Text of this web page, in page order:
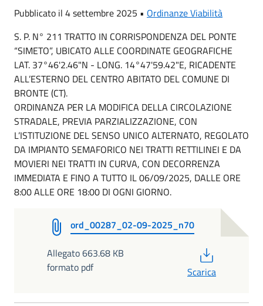
Pubblicato il 4 settembre 2025 • Ordinanze Viabilità
S. P. N° 211 TRATTO IN CORRISPONDENZA DEL PONTE
“SIMETO”, UBICATO ALLE COORDINATE GEOGRAFICHE
LAT. 37°46'2.46"N - LONG. 14°47'59.42"E, RICADENTE
ALL’ESTERNO DEL CENTRO ABITATO DEL COMUNE DI
BRONTE (CT).
ORDINANZA PER LA MODIFICA DELLA CIRCOLAZIONE
STRADALE, PREVIA PARZIALIZZAZIONE, CON
L’ISTITUZIONE DEL SENSO UNICO ALTERNATO, REGOLATO
DA IMPIANTO SEMAFORICO NEI TRATTI RETTILINEI E DA
MOVIERI NEI TRATTI IN CURVA, CON DECORRENZA
IMMEDIATA E FINO A TUTTO IL 06/09/2025, DALLE ORE
8:00 ALLE ORE 18:00 DI OGNI GIORNO.
ord_00287_02-09-2025_n70
Allegato 663.68 KB
formato pdf
Scarica